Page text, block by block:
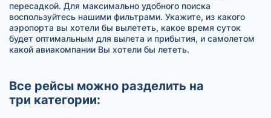
пересадкой. Для максимально удобного поиска
воспользуйтесь нашими фильтрами. Укажите, из какого
аэропорта вы хотели бы вылететь, какое время суток
будет оптимальным для вылета и прибытия, и самолетом
какой авиакомпании Вы хотели бы лететь.
Все рейсы можно разделить на
три категории: